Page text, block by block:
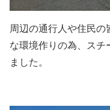
周辺の通行人や住民の
な環境作りの為、スチ
ました。